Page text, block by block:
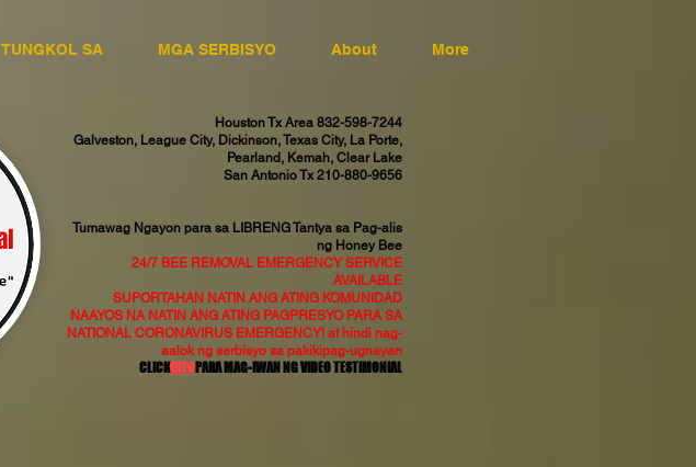
TUNGKOL SA MGA SERBISYO About More
Houston Tx Area 832-598-7244
Galveston, League City, Dickinson, Texas City, La Porte,
Pearland, Kemah, Clear Lake
San Antonio Tx 210-880-9656
Tumawag Ngayon para sa LIBRENG Tantya sa Pag-alis
ng Honey Bee
24/7 BEE REMOVAL EMERGENCY SERVICE
AVAILABLE
SUPORTAHAN NATIN ANG ATING KOMUNIDAD
NAAYOS NA NATIN ANG ATING PAGPRESYO PARA SA
NATIONAL CORONAVIRUS EMERGENCY! at hindi nag-
aalok ng serbisyo sa pakikipag-ugnayan
CLICKDITO PARA MAG-IWAN NG VIDEO TESTIMONIAL